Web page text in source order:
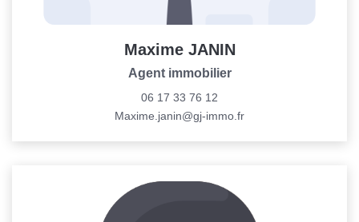
Maxime JANIN
Agent immobilier
06 17 33 76 12
Maxime.janin@gj-immo.fr